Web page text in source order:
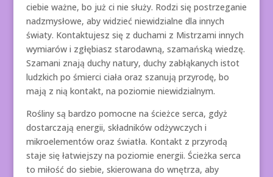
ciebie ważne, bo już ci nie służy. Rodzi się postrzeganie
nadzmysłowe, aby widzieć niewidzialne dla innych
światy. Kontaktujesz się z duchami z Mistrzami innych
wymiarów i zgłębiasz starodawną, szamańską wiedzę.
Szamani znają duchy natury, duchy zabłąkanych istot
ludzkich po śmierci ciała oraz szanują przyrodę, bo
mają z nią kontakt, na poziomie niewidzialnym.
Rośliny są bardzo pomocne na ścieżce serca, gdyż
dostarczają energii, składników odżywczych i
mikroelementów oraz światła. Kontakt z przyrodą
staje się łatwiejszy na poziomie energii. Ścieżka serca
to miłość do siebie, skierowana do wnętrza, aby